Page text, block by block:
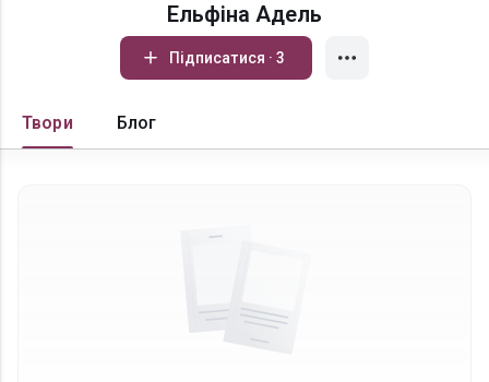
Ельфіна Адель
Підписатися · 3
Твори Блог